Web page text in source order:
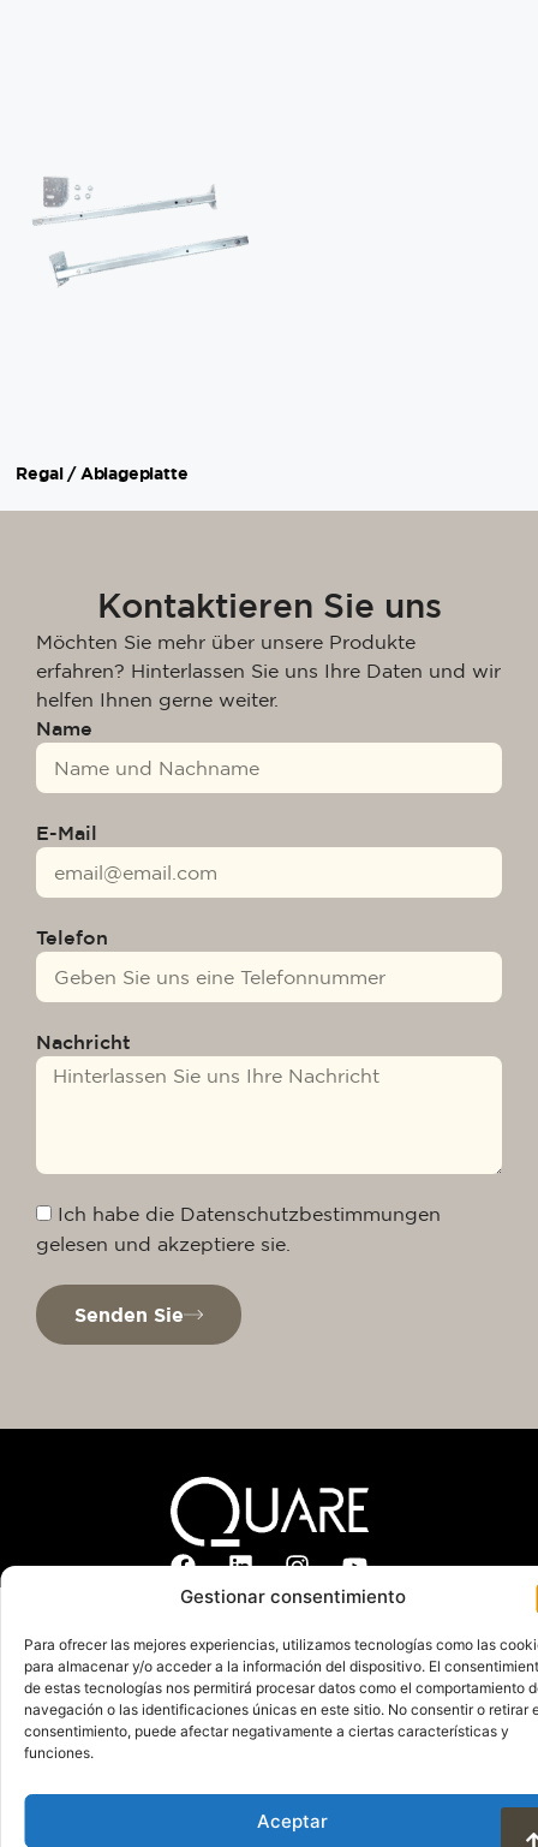
Gestionar consentimiento
Para ofrecer las mejores experiencias, utilizamos tecnologías como las
para almacenar y/o acceder a la información del dispositivo. El
de estas tecnologías nos permitirá procesar datos como el comportamiento
navegación o las identificaciones únicas en este sitio. No consentir o retirar
consentimiento, puede afectar negativamente a ciertas características y
funciones.
Aceptar
Regal / Ablageplatte
Kontaktieren Sie uns
Möchten Sie mehr über unsere Produkte
erfahren? Hinterlassen Sie uns Ihre Daten und wir
helfen Ihnen gerne weiter.
Name
E-Mail
Telefon
Nachricht
Ich habe die Datenschutzbestimmungen
gelesen und akzeptiere sie.
Senden Sie
Cookie-Richtlinie
Nutzungsbedingungen und Datenschutz
© 2025. Alle Rechte vorbehalten QuareDesign
S.L.